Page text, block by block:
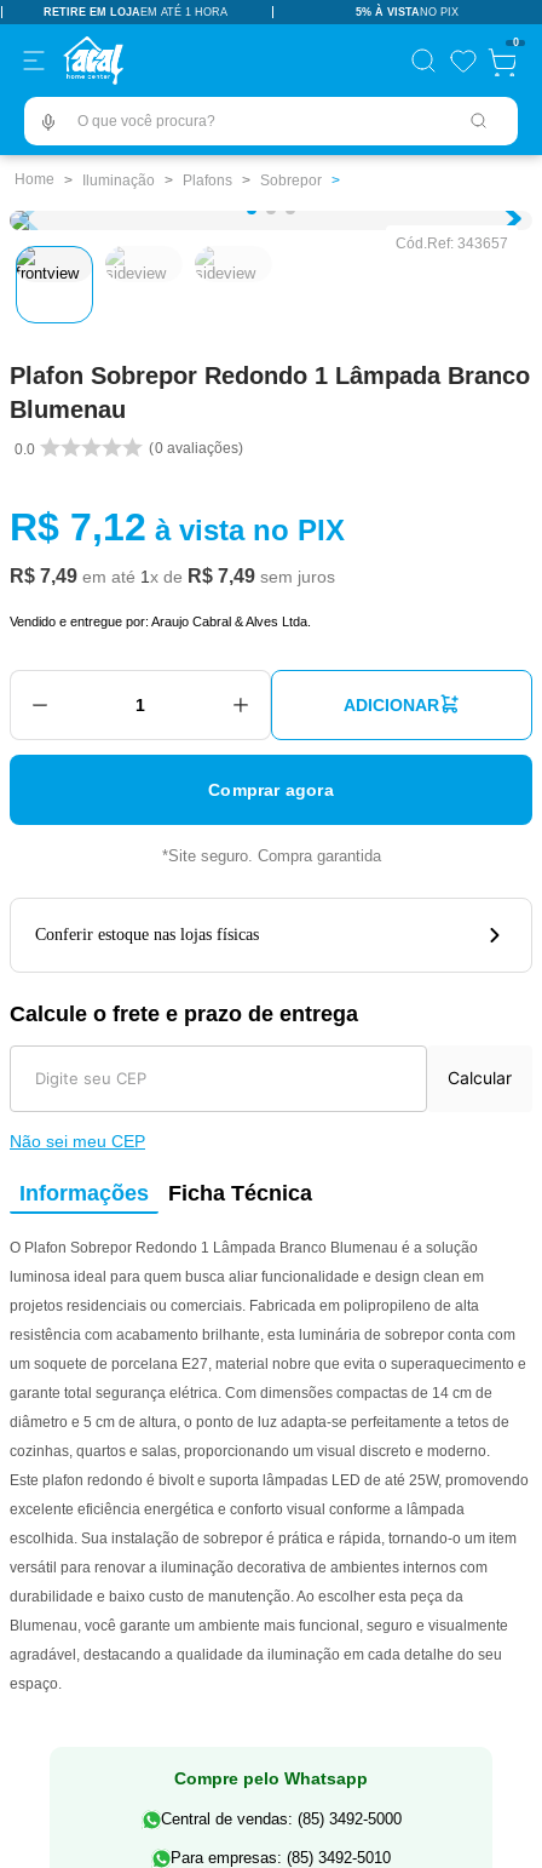
RETIRE EM LOJAEM ATÉ 1 HORA 5% À VISTANO PIX
0
O que você procura?
Iluminação Plafons Sobrepor
Cód.Ref: 343657
Plafon Sobrepor Redondo 1 Lâmpada Branco
Blumenau
0.0 0 avaliações
R$ 7,12 à vista no PIX
R$ 7,49 em até 1x de R$ 7,49 sem juros
Vendido e entregue por: Araujo Cabral & Alves Ltda.
ADICIONAR
Comprar agora
*Site seguro. Compra garantida
Conferir estoque nas lojas físicas
Calcule o frete e prazo de entrega
Calcular
Não sei meu CEP
Informações Ficha Técnica
O Plafon Sobrepor Redondo 1 Lâmpada Branco Blumenau é a solução
luminosa ideal para quem busca aliar funcionalidade e design clean em
projetos residenciais ou comerciais. Fabricada em polipropileno de alta
resistência com acabamento brilhante, esta luminária de sobrepor conta com
um soquete de porcelana E27, material nobre que evita o superaquecimento e
garante total segurança elétrica. Com dimensões compactas de 14 cm de
diâmetro e 5 cm de altura, o ponto de luz adapta-se perfeitamente a tetos de
cozinhas, quartos e salas, proporcionando um visual discreto e moderno.
Este plafon redondo é bivolt e suporta lâmpadas LED de até 25W, promovendo
excelente eficiência energética e conforto visual conforme a lâmpada
escolhida. Sua instalação de sobrepor é prática e rápida, tornando-o um item
versátil para renovar a iluminação decorativa de ambientes internos com
durabilidade e baixo custo de manutenção. Ao escolher esta peça da
Blumenau, você garante um ambiente mais funcional, seguro e visualmente
agradável, destacando a qualidade da iluminação em cada detalhe do seu
espaço.
Compre pelo Whatsapp
Central de vendas: (85) 3492-5000
Para empresas: (85) 3492-5010
TERMOS MAIS BUSCADOS
pisos revestimentos
º ceramica
tinta
4
5º revestimento
8º chuveiro
9º porta
1